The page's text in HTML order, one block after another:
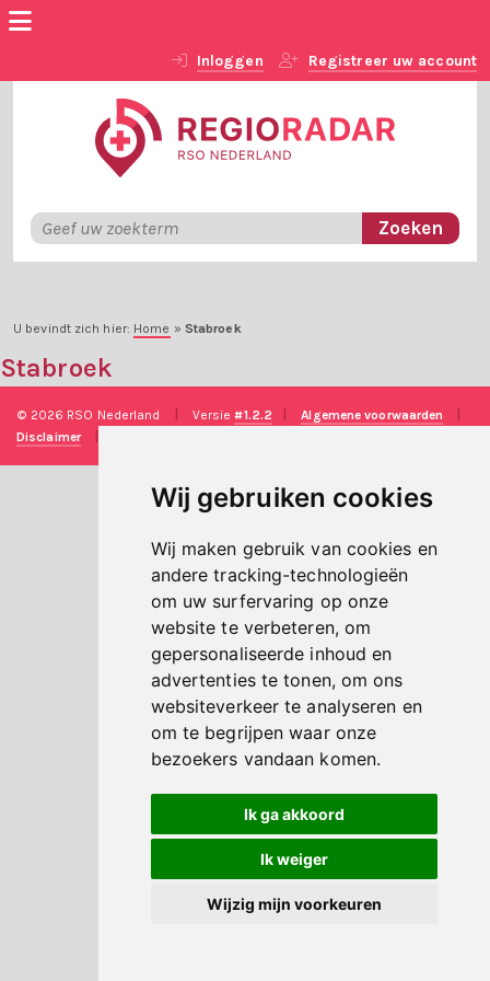
Wij gebruiken cookies
Wij maken gebruik van cookies en
andere tracking-technologieën
om uw surfervaring op onze
website te verbeteren, om
gepersonaliseerde inhoud en
advertenties te tonen, om ons
websiteverkeer te analyseren en
om te begrijpen waar onze
bezoekers vandaan komen.
Ik ga akkoord
Ik weiger
Wijzig mijn voorkeuren
Inloggen Registreer uw account
U bevindt zich hier: Home » Stabroek
Stabroek
© 2026 RSO Nederland Versie#1.2.2 Algemene voorwaarden
Disclaimer